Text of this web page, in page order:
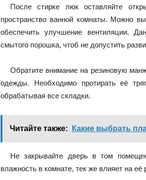
После стирке люк оставляйте
пространство ванной комнаты. Можно
обеспечить улучшение вентиляции.
смытого порошка, чтоб не допустить
Обратите внимание на резиновую
одежды. Необходимо протирать её
обрабатывая все складки.
Читайте также: Какие выбрать
Не закрывайте дверь в том
влажность в комнате, тек же влияет на